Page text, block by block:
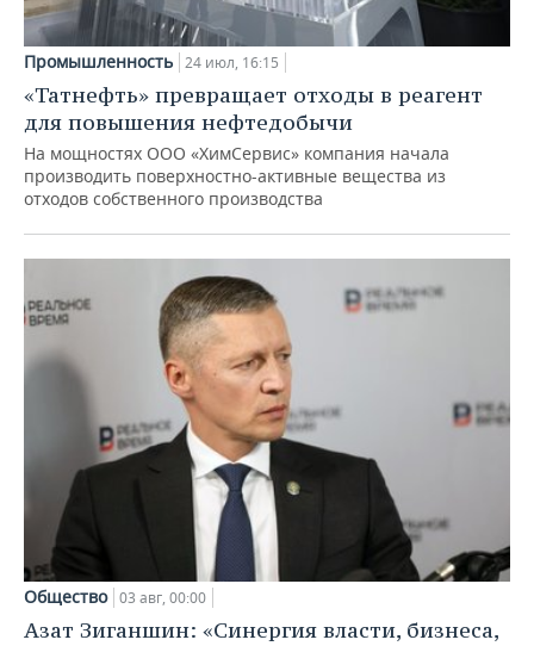
Промышленность 24 июл, 16:15
«Татнефть» превращает отходы в реагент
для повышения нефтедобычи
На мощностях ООО «ХимСервис» компания начала
производить поверхностно-активные вещества из
отходов собственного производства
Общество 03 авг, 00:00
Азат Зиганшин: «Синергия власти, бизнеса,